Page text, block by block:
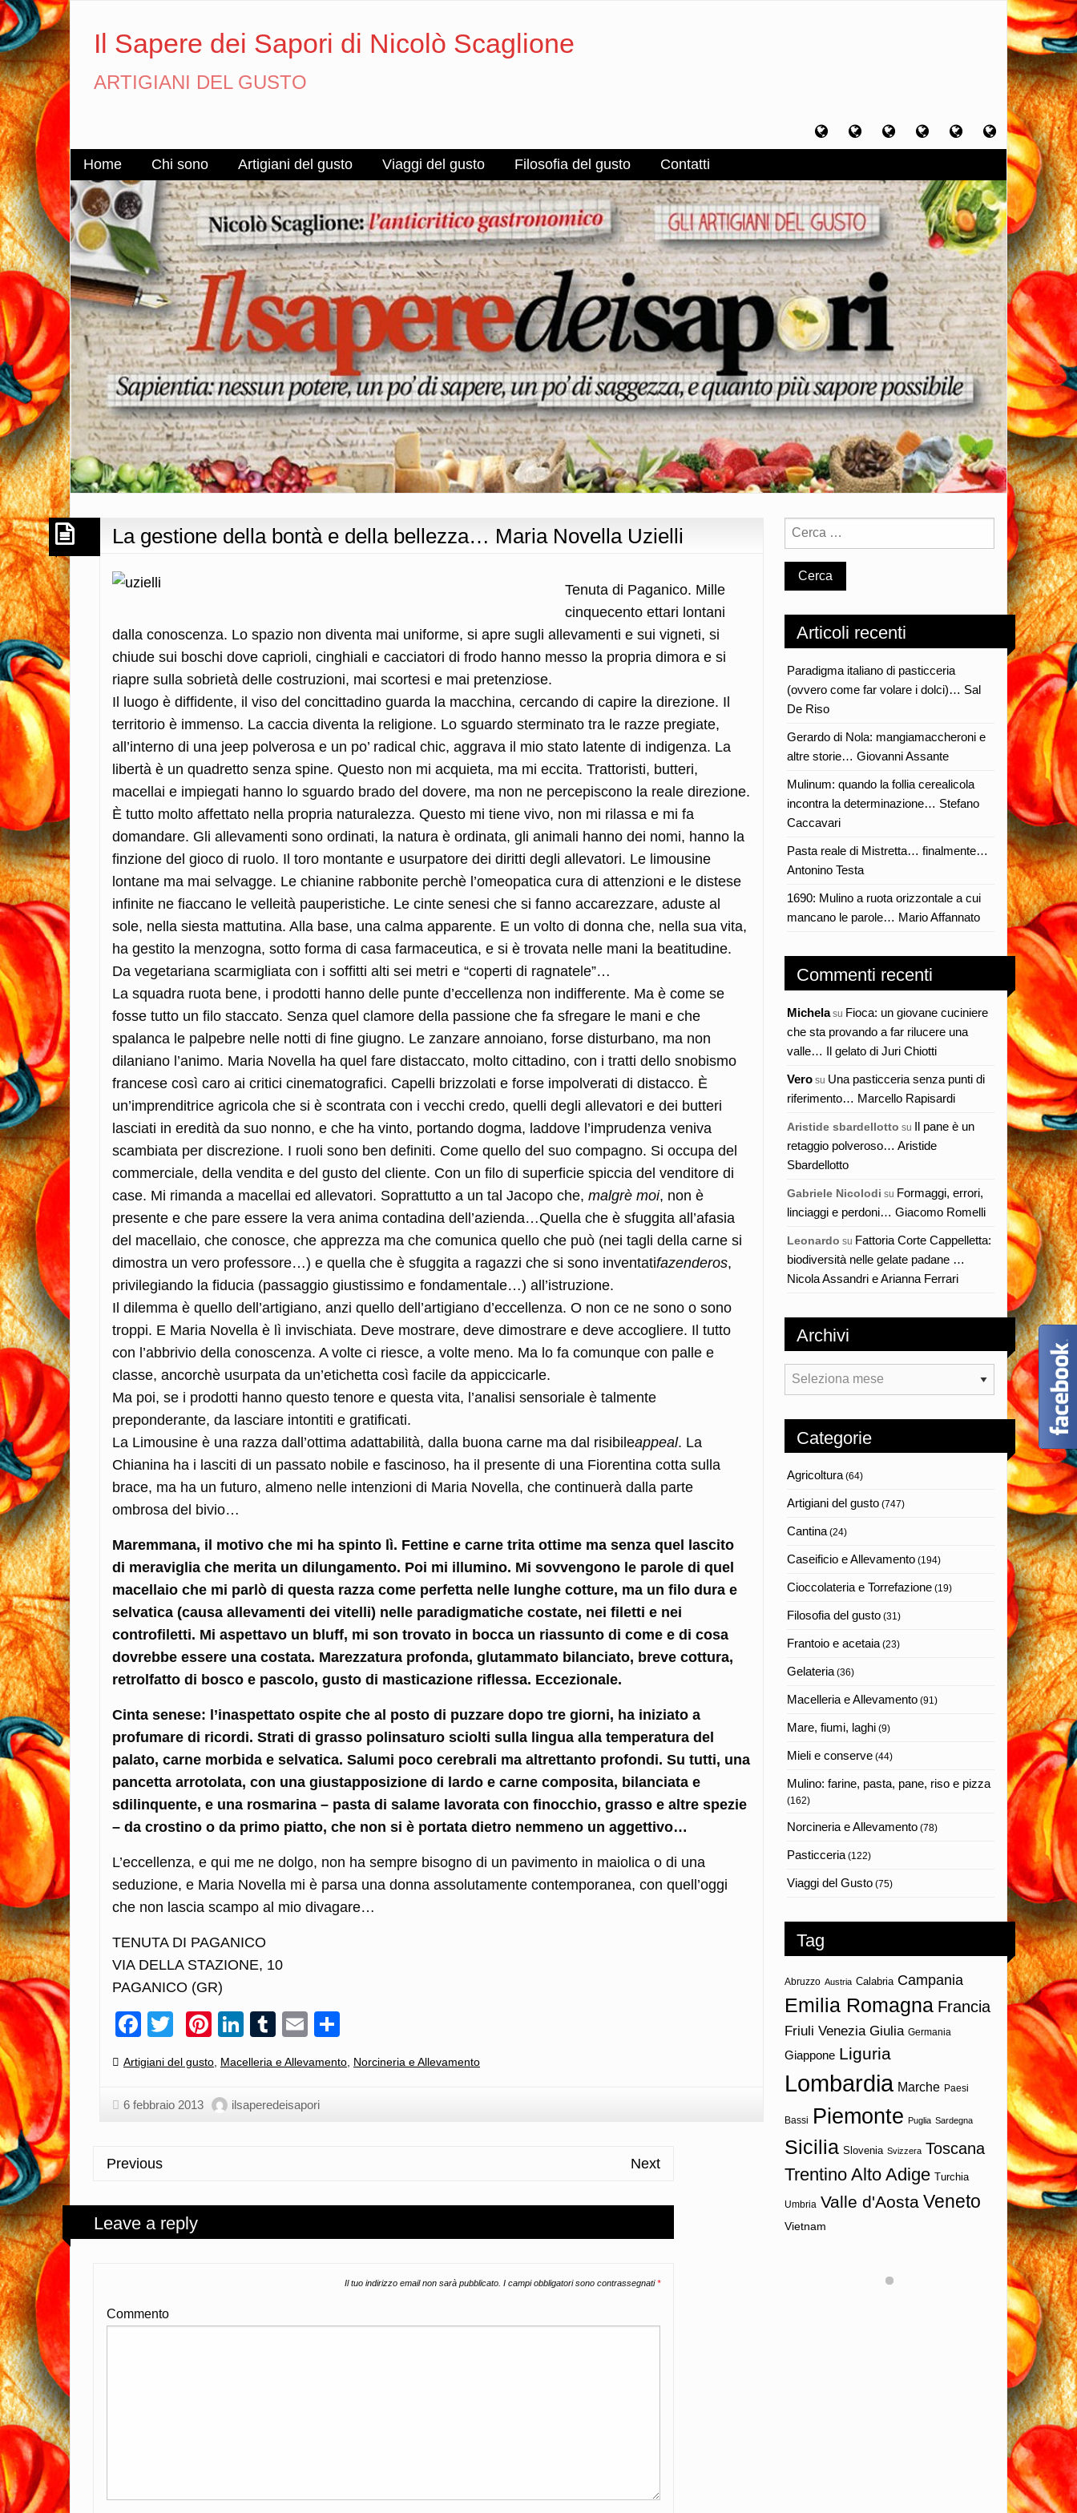
Il Sapere dei Sapori di Nicolò Scaglione
ARTIGIANI DEL GUSTO
Home Chi
sono
Artigiani
del
Viaggi
del
Filosofia
del
Contatti
Home Chi sono Artigiani del gusto Viaggi del gusto Filosofia del gusto Contatti
La gestione della bontà e della bellezza… Maria Novella Uzielli
Tenuta di Paganico. Mille
cinquecento ettari lontani
dalla conoscenza. Lo spazio non diventa mai uniforme, si apre sugli allevamenti e sui vigneti, si
chiude sui boschi dove caprioli, cinghiali e cacciatori di frodo hanno messo la propria dimora e si
riapre sulla sobrietà delle costruzioni, mai scortesi e mai pretenziose.
Il luogo è diffidente, il viso del concittadino guarda la macchina, cercando di capire la direzione. Il
territorio è immenso. La caccia diventa la religione. Lo sguardo sterminato tra le razze pregiate,
all’interno di una jeep polverosa e un po’ radical chic, aggrava il mio stato latente di indigenza. La
libertà è un quadretto senza spine. Questo non mi acquieta, ma mi eccita. Trattoristi, butteri,
macellai e impiegati hanno lo sguardo brado del dovere, ma non ne percepiscono la reale direzione.
È tutto molto affettato nella propria naturalezza. Questo mi tiene vivo, non mi rilassa e mi fa
domandare. Gli allevamenti sono ordinati, la natura è ordinata, gli animali hanno dei nomi, hanno la
finzione del gioco di ruolo. Il toro montante e usurpatore dei diritti degli allevatori. Le limousine
lontane ma mai selvagge. Le chianine rabbonite perchè l’omeopatica cura di attenzioni e le distese
infinite ne fiaccano le velleità pauperistiche. Le cinte senesi che si fanno accarezzare, aduste al
sole, nella siesta mattutina. Alla base, una calma apparente. E un volto di donna che, nella sua vita,
ha gestito la menzogna, sotto forma di casa farmaceutica, e si è trovata nelle mani la beatitudine.
Da vegetariana scarmigliata con i soffitti alti sei metri e “coperti di ragnatele”…
La squadra ruota bene, i prodotti hanno delle punte d’eccellenza non indifferente. Ma è come se
fosse tutto un filo staccato. Senza quel clamore della passione che fa sfregare le mani e che
spalanca le palpebre nelle notti di fine giugno. Le zanzare annoiano, forse disturbano, ma non
dilaniano l’animo. Maria Novella ha quel fare distaccato, molto cittadino, con i tratti dello snobismo
francese così caro ai critici cinematografici. Capelli brizzolati e forse impolverati di distacco. È
un’imprenditrice agricola che si è scontrata con i vecchi credo, quelli degli allevatori e dei butteri
lasciati in eredità da suo nonno, e che ha vinto, portando dogma, laddove l’imprudenza veniva
scambiata per discrezione. I ruoli sono ben definiti. Come quello del suo compagno. Si occupa del
commerciale, della vendita e del gusto del cliente. Con un filo di superficie spiccia del venditore di
case. Mi rimanda a macellai ed allevatori. Soprattutto a un tal Jacopo che, malgrè moi, non è
presente e che pare essere la vera anima contadina dell’azienda…Quella che è sfuggita all’afasia
del macellaio, che conosce, che apprezza ma che comunica quello che può (nei tagli della carne si
dimostra un vero professore…) e quella che è sfuggita a ragazzi che si sono inventatifazenderos,
privilegiando la fiducia (passaggio giustissimo e fondamentale…) all’istruzione.
Il dilemma è quello dell’artigiano, anzi quello dell’artigiano d’eccellenza. O non ce ne sono o sono
troppi. E Maria Novella è lì invischiata. Deve mostrare, deve dimostrare e deve accogliere. Il tutto
con l’abbrivio della conoscenza. A volte ci riesce, a volte meno. Ma lo fa comunque con palle e
classe, ancorchè usurpata da un’etichetta così facile da appiccicarle.
Ma poi, se i prodotti hanno questo tenore e questa vita, l’analisi sensoriale è talmente
preponderante, da lasciare intontiti e gratificati.
La Limousine è una razza dall’ottima adattabilità, dalla buona carne ma dal risibileappeal. La
Chianina ha i lasciti di un passato nobile e fascinoso, ha il presente di una Fiorentina cotta sulla
brace, ma ha un futuro, almeno nelle intenzioni di Maria Novella, che continuerà dalla parte
ombrosa del bivio…
Maremmana, il motivo che mi ha spinto lì. Fettine e carne trita ottime ma senza quel lascito
di meraviglia che merita un dilungamento. Poi mi illumino. Mi sovvengono le parole di quel
macellaio che mi parlò di questa razza come perfetta nelle lunghe cotture, ma un filo dura e
selvatica (causa allevamenti dei vitelli) nelle paradigmatiche costate, nei filetti e nei
controfiletti. Mi aspettavo un bluff, mi son trovato in bocca un riassunto di come e di cosa
dovrebbe essere una costata. Marezzatura profonda, glutammato bilanciato, breve cottura,
retrolfatto di bosco e pascolo, gusto di masticazione riflessa. Eccezionale.
Cinta senese: l’inaspettato ospite che al posto di puzzare dopo tre giorni, ha iniziato a
profumare di ricordi. Strati di grasso polinsaturo sciolti sulla lingua alla temperatura del
palato, carne morbida e selvatica. Salumi poco cerebrali ma altrettanto profondi. Su tutti, una
pancetta arrotolata, con una giustapposizione di lardo e carne composita, bilanciata e
sdilinquente, e una rosmarina – pasta di salame lavorata con finocchio, grasso e altre spezie
– da crostino o da primo piatto, che non si è portata dietro nemmeno un aggettivo…
L’eccellenza, e qui me ne dolgo, non ha sempre bisogno di un pavimento in maiolica o di una
seduzione, e Maria Novella mi è parsa una donna assolutamente contemporanea, con quell’oggi
che non lascia scampo al mio divagare…
TENUTA DI PAGANICO
VIA DELLA STAZIONE, 10
PAGANICO (GR)
Facebook
TwitterPinterest
LinkedIn
Tumblr
Email
Categories:
Artigiani del gusto Macelleria e Allevamento Norcineria e Allevamento
6 febbraio 2013 ilsaperedeisapori
Previous Next
Leave a reply
Il tuo indirizzo email non sarà pubblicato. I campi obbligatori sono contrassegnati*
Commento
Articoli recenti
Paradigma italiano di pasticceria
(ovvero come far volare i dolci)… Sal
De Riso
Gerardo di Nola: mangiamaccheroni e
altre storie… Giovanni Assante
Mulinum: quando la follia cerealicola
incontra la determinazione… Stefano
Caccavari
Pasta reale di Mistretta… finalmente…
Antonino Testa
1690: Mulino a ruota orizzontale a cui
mancano le parole… Mario Affannato
Commenti recenti
Michelasu Fioca: un giovane cuciniere
che sta provando a far rilucere una
valle… Il gelato di Juri Chiotti
Vero su Una pasticceria senza punti di
riferimento… Marcello Rapisardi
Aristide sbardellotto su Il pane è un
retaggio polveroso… Aristide
Sbardellotto
Gabriele Nicolodi su Formaggi, errori,
linciaggi e perdoni… Giacomo Romelli
Leonardo su Fattoria Corte Cappelletta:
biodiversità nelle gelate padane …
Nicola Assandri e Arianna Ferrari
Archivi
Archivi
Categorie
Agricoltura(64)
Artigiani del gusto (747)
Cantina(24)
Caseificio e Allevamento (194)
Cioccolateria e Torrefazione (19)
Filosofia del gusto (31)
Frantoio e acetaia(23)
Gelateria(36)
Macelleria e Allevamento (91)
Mare, fiumi, laghi (9)
Mieli e conserve (44)
Mulino: farine, pasta, pane, riso e pizza
(162)
Norcineria e Allevamento (78)
Pasticceria(122)
Viaggi del Gusto (75)
Tag
Abruzzo Austria Calabria Campania
Emilia Romagna Francia
Friuli Venezia Giulia Germania
Giappone Liguria
Lombardia Marche Paesi
Bassi Piemonte Puglia Sardegna
Sicilia Slovenia Svizzera Toscana
Trentino Alto Adige Turchia
Umbria Valle d'Aosta Veneto
Vietnam